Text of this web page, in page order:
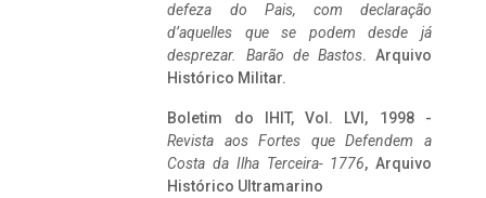
defeza do Pais, com declaração
d’aquelles que se podem desde já
desprezar. Barão de Bastos. Arquivo
Histórico Militar.
Boletim do IHIT, Vol. LVI, 1998 -
Revista aos Fortes que Defendem a
Costa da Ilha Terceira- 1776, Arquivo
Histórico Ultramarino